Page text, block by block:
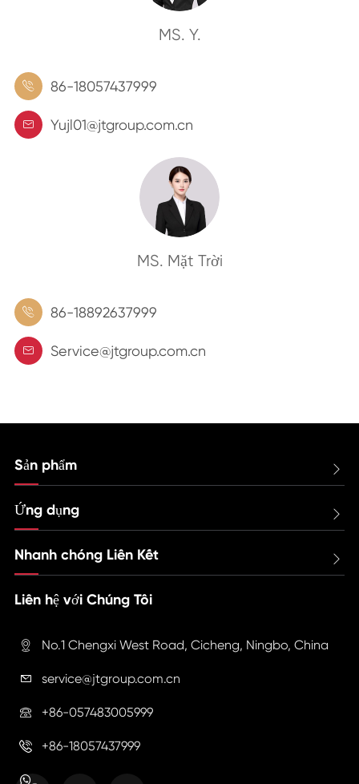
MS. Y.
 86-18057437999
 Yujl01@jtgroup.com.cn
MS. Mặt Trời
 86-18892637999
 Service@jtgroup.com.cn
Sản phẩm 
Ứng dụng 
Nhanh chóng Liên Kết 
Liên hệ với Chúng Tôi
 No.1 Chengxi West Road, Cicheng, Ningbo, China
 service@jtgroup.com.cn
 +86-057483005999
 +86-18057437999